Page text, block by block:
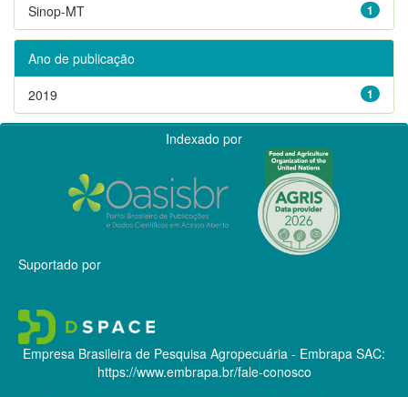
1
Sinop-MT
Ano de publicação
1
2019
Indexado por
Suportado por
Empresa Brasileira de Pesquisa Agropecuária - Embrapa SAC:
https://www.embrapa.br/fale-conosco